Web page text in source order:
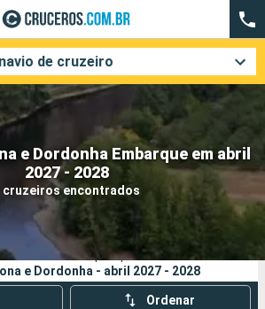
e Dordonha Embarque em abril
2027 - 2028
cruzeiros encontrados
de cruzeiro
Companhias
Pesquisar
critérios de pesquisa:
e Dordonha - abril 2027 - 2028
Ordenar